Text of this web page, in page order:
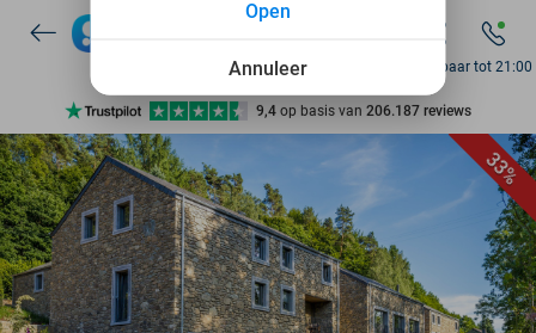
7 dagen per week beschikbaar
10+ miljoen leden
9,4 op basis van 206.187 reviews
7 dagen per week beschikbaar
10+ miljoen leden
Bereikbaar tot 21:00
33%
Annuleer
Open